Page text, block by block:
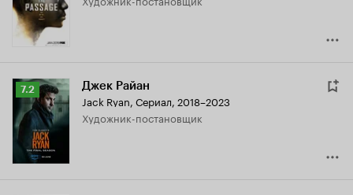
6.4
Рейтинг
Кинопоиска
7.2
7.2 Джек Райан
Jack Ryan, Сериал, 2018–2023
Художник-постановщик